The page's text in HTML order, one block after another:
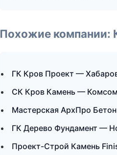
Похожие компании:
ГК Кров Проект —
СК Кров Камень —
Мастерская АрхПро
ГК Дерево Фундамент —
Проект-Строй Камень